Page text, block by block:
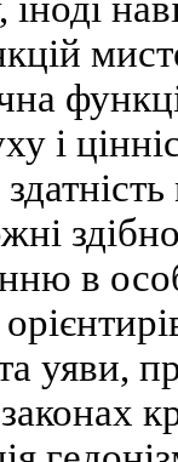
і
в
уяви,